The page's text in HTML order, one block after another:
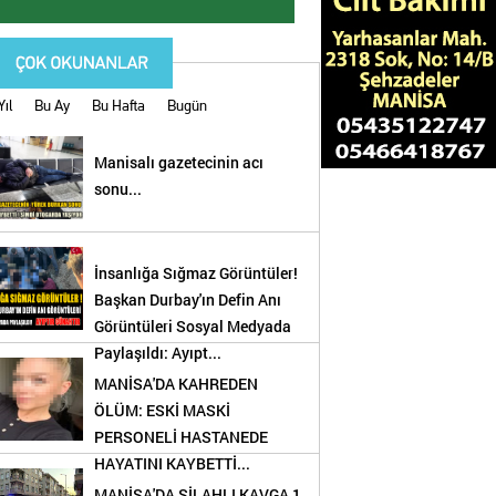
Bu Ay Bu Hafta Bugün
Manisalı gazetecinin acı
sonu...
İnsanlığa Sığmaz Görüntüler!
Başkan Durbay'ın Defin Anı
Görüntüleri Sosyal Medyada
Paylaşıldı: Ayıpt...
MANİSA'DA KAHREDEN
ÖLÜM: ESKİ MASKİ
PERSONELİ HASTANEDE
HAYATINI KAYBETTİ...